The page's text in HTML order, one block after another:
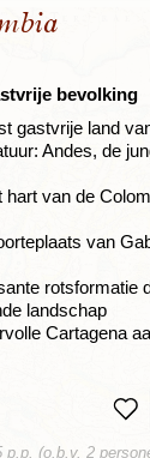
bevolking
gastvrije land
Andes, de
hart van de
van
rotsformatie
landschap
Cartagena
(o.b.v. 2